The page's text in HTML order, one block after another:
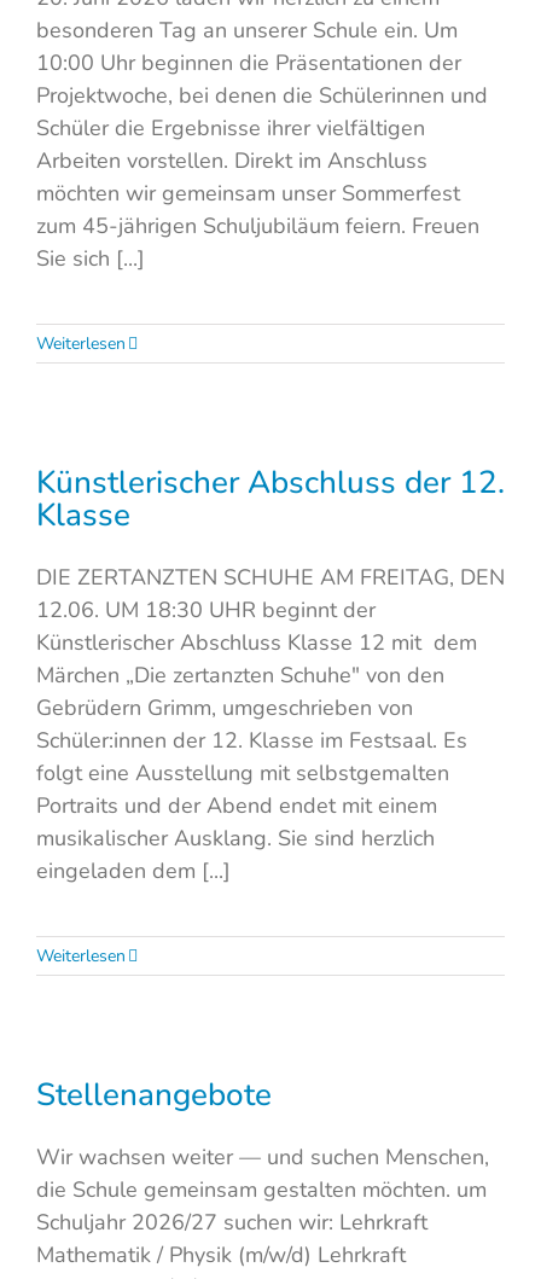
besonderen Tag an unserer Schule ein. Um
10:00 Uhr beginnen die Präsentationen der
Projektwoche, bei denen die Schülerinnen und
Schüler die Ergebnisse ihrer vielfältigen
Arbeiten vorstellen. Direkt im Anschluss
möchten wir gemeinsam unser Sommerfest
zum 45-jährigen Schuljubiläum feiern. Freuen
Sie sich [...]
Weiterlesen
Künstlerischer Abschluss der 12.
Klasse
DIE ZERTANZTEN SCHUHE AM FREITAG, DEN
12.06. UM 18:30 UHR beginnt der
Künstlerischer Abschluss Klasse 12 mit dem
Märchen „Die zertanzten Schuhe" von den
Gebrüdern Grimm, umgeschrieben von
Schüler:innen der 12. Klasse im Festsaal. Es
folgt eine Ausstellung mit selbstgemalten
Portraits und der Abend endet mit einem
musikalischer Ausklang. Sie sind herzlich
eingeladen dem [...]
Weiterlesen
Stellenangebote
Wir wachsen weiter — und suchen Menschen,
die Schule gemeinsam gestalten möchten. um
Schuljahr 2026/27 suchen wir: Lehrkraft
Mathematik / Physik (m/w/d) Lehrkraft